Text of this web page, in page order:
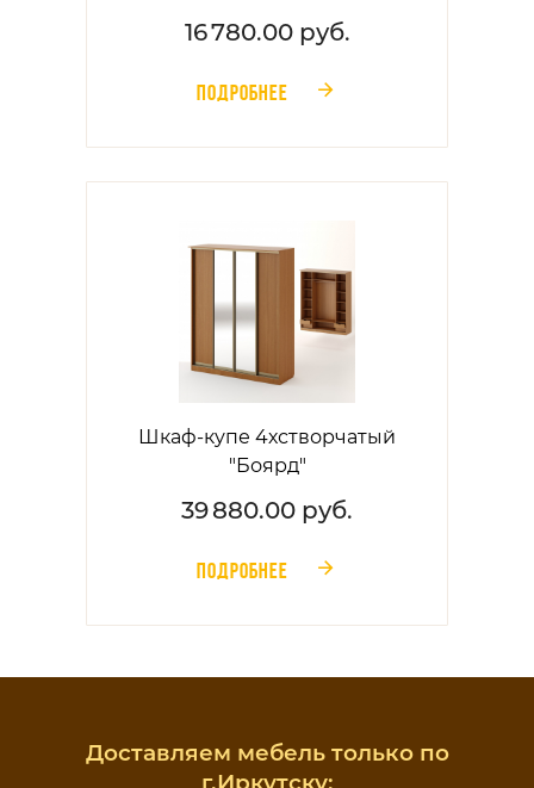
16 780.00 руб.
ПОДРОБНЕЕ 󰁔
Шкаф-купе 4хстворчатый
"Боярд"
39 880.00 руб.
ПОДРОБНЕЕ 󰁔
Доставляем мебель только по
г.Иркутску: